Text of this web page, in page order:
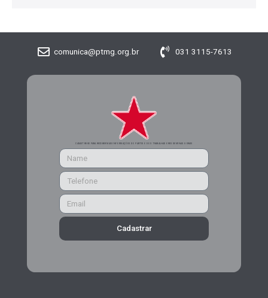
comunica@ptmg.org.br 031 3115-7613
CADASTRE-SE PARA RECEBER MAIS INFORMAÇÕES DO PARTIDO DOS TRABALHADORES DE MINAS GERAIS
Cadastrar